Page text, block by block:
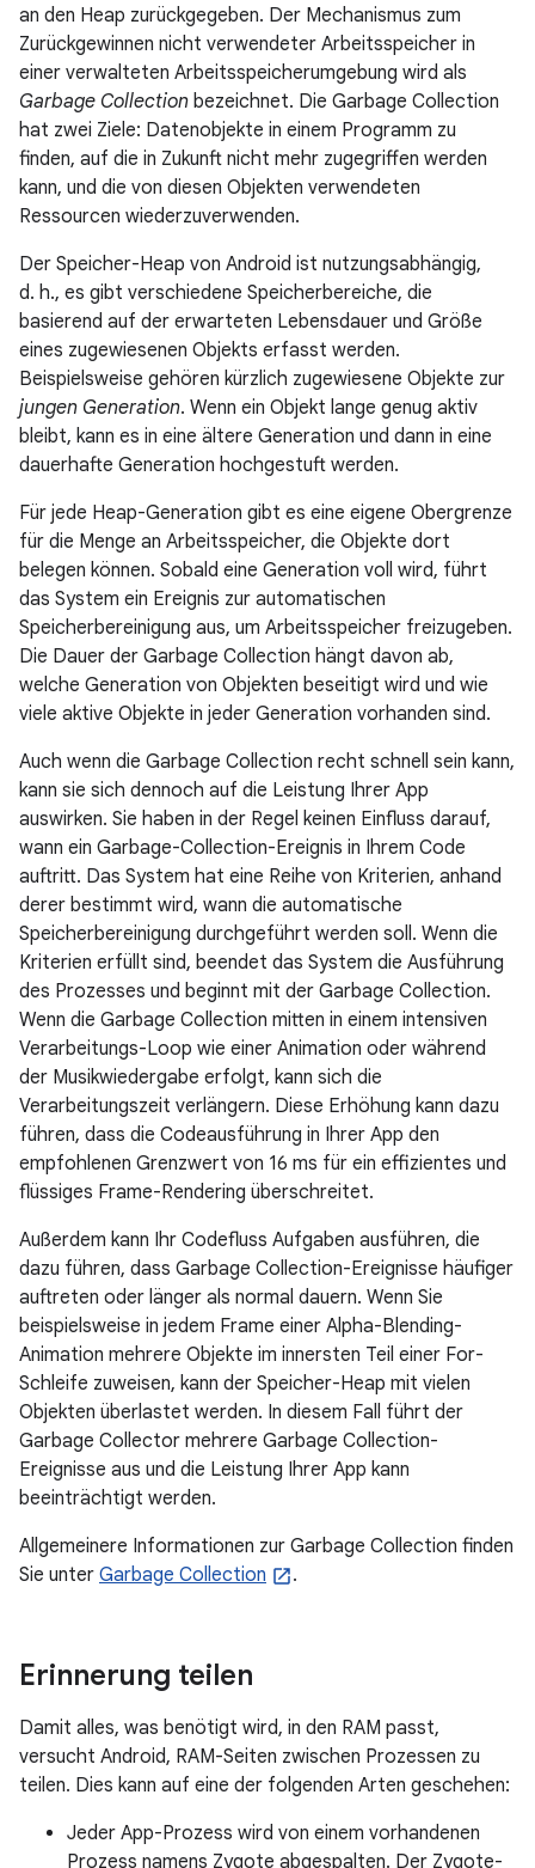
an den Heap zurückgegeben. Der Mechanismus zum
Zurückgewinnen nicht verwendeter Arbeitsspeicher in
einer verwalteten Arbeitsspeicherumgebung wird als
Garbage Collection bezeichnet. Die Garbage Collection
hat zwei Ziele: Datenobjekte in einem Programm zu
finden, auf die in Zukunft nicht mehr zugegriffen werden
kann, und die von diesen Objekten verwendeten
Ressourcen wiederzuverwenden.
Der Speicher-Heap von Android ist nutzungsabhängig,
d. h., es gibt verschiedene Speicherbereiche, die
basierend auf der erwarteten Lebensdauer und Größe
eines zugewiesenen Objekts erfasst werden.
Beispielsweise gehören kürzlich zugewiesene Objekte zur
jungen Generation. Wenn ein Objekt lange genug aktiv
bleibt, kann es in eine ältere Generation und dann in eine
dauerhafte Generation hochgestuft werden.
Für jede Heap-Generation gibt es eine eigene Obergrenze
für die Menge an Arbeitsspeicher, die Objekte dort
belegen können. Sobald eine Generation voll wird, führt
das System ein Ereignis zur automatischen
Speicherbereinigung aus, um Arbeitsspeicher freizugeben.
Die Dauer der Garbage Collection hängt davon ab,
welche Generation von Objekten beseitigt wird und wie
viele aktive Objekte in jeder Generation vorhanden sind.
Auch wenn die Garbage Collection recht schnell sein kann,
kann sie sich dennoch auf die Leistung Ihrer App
auswirken. Sie haben in der Regel keinen Einfluss darauf,
wann ein Garbage-Collection-Ereignis in Ihrem Code
auftritt. Das System hat eine Reihe von Kriterien, anhand
derer bestimmt wird, wann die automatische
Speicherbereinigung durchgeführt werden soll. Wenn die
Kriterien erfüllt sind, beendet das System die Ausführung
des Prozesses und beginnt mit der Garbage Collection.
Wenn die Garbage Collection mitten in einem intensiven
Verarbeitungs-Loop wie einer Animation oder während
der Musikwiedergabe erfolgt, kann sich die
Verarbeitungszeit verlängern. Diese Erhöhung kann dazu
führen, dass die Codeausführung in Ihrer App den
empfohlenen Grenzwert von 16 ms für ein effizientes und
flüssiges Frame-Rendering überschreitet.
Außerdem kann Ihr Codefluss Aufgaben ausführen, die
dazu führen, dass Garbage Collection-Ereignisse häufiger
auftreten oder länger als normal dauern. Wenn Sie
beispielsweise in jedem Frame einer Alpha-Blending-
Animation mehrere Objekte im innersten Teil einer For-
Schleife zuweisen, kann der Speicher-Heap mit vielen
Objekten überlastet werden. In diesem Fall führt der
Garbage Collector mehrere Garbage Collection-
Ereignisse aus und die Leistung Ihrer App kann
beeinträchtigt werden.
Allgemeinere Informationen zur Garbage Collection finden
Sie unter Garbage Collection .
Erinnerung teilen
Damit alles, was benötigt wird, in den RAM passt,
versucht Android, RAM-Seiten zwischen Prozessen zu
teilen. Dies kann auf eine der folgenden Arten geschehen:
Jeder App-Prozess wird von einem vorhandenen
Prozess namens Zygote abgespalten. Der Zygote-